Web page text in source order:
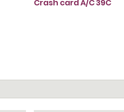
Crash card A/C 39C